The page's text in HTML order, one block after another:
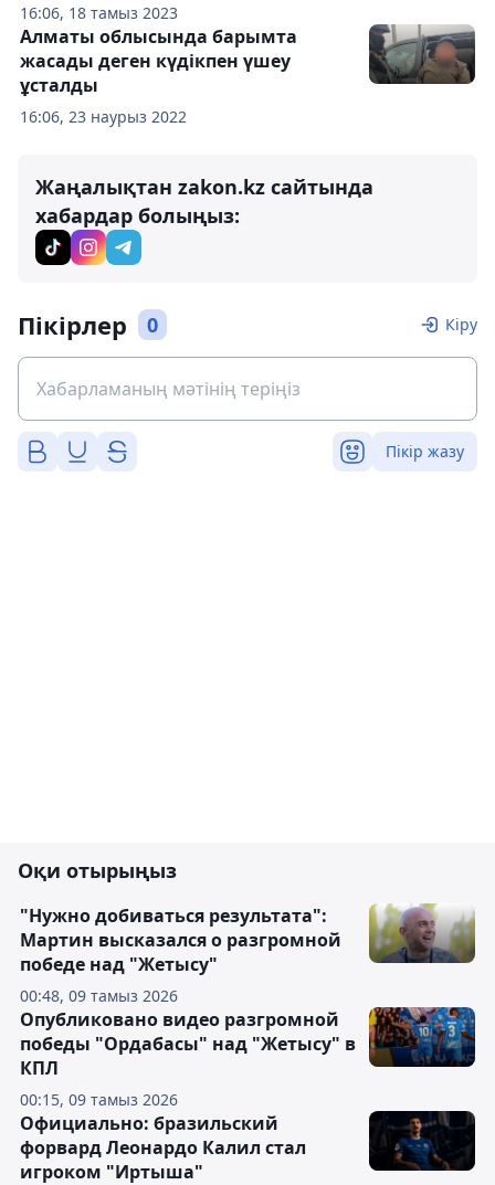
16:06, 18 тамыз 2023
16:06, 23 наурыз 2022
Алматы облысында барымта
жасады деген күдікпен үшеу
ұсталды
Жаңалықтан zakon.kz сайтында
хабардар болыңыз:
Пікірлер 0 Кіру
Пікір жазу
Оқи отырыңыз
00:48, 09 тамыз 2026
"Нужно добиваться результата":
Мартин высказался о разгромной
победе над "Жетысу"
00:15, 09 тамыз 2026
Опубликовано видео разгромной
победы "Ордабасы" над "Жетысу" в
КПЛ
Официально: бразильский
форвард Леонардо Калил стал
игроком "Иртыша"